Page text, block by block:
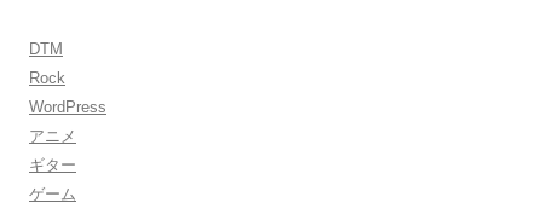
DTM
Rock
WordPress
アニメ
ギター
ゲーム